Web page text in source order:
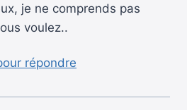
je ne comprends pas
voulez..
répondre